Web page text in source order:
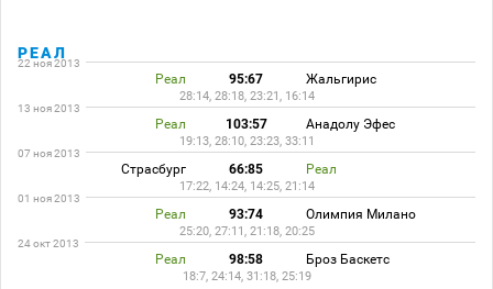
РЕАЛ
22 ноя 2013
Реал 95:67 Жальгирис
28:14, 28:18, 23:21, 16:14
13 ноя 2013
Реал 103:57 Анадолу Эфес
19:13, 28:10, 23:23, 33:11
07 ноя 2013
Страсбург 66:85 Реал
17:22, 14:24, 14:25, 21:14
01 ноя 2013
Реал 93:74 Олимпия Милано
25:20, 27:11, 21:18, 20:25
24 окт 2013
Реал 98:58 Броз Баскетс
18:7, 24:14, 31:18, 25:19